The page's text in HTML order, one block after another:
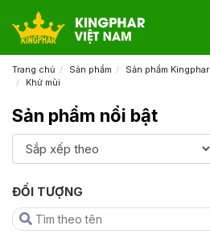
Trang chủ Sản phẩm Sản phẩm Kingphar
Khử mùi
ĐỐI TƯỢNG
Sản phẩm nổi bật